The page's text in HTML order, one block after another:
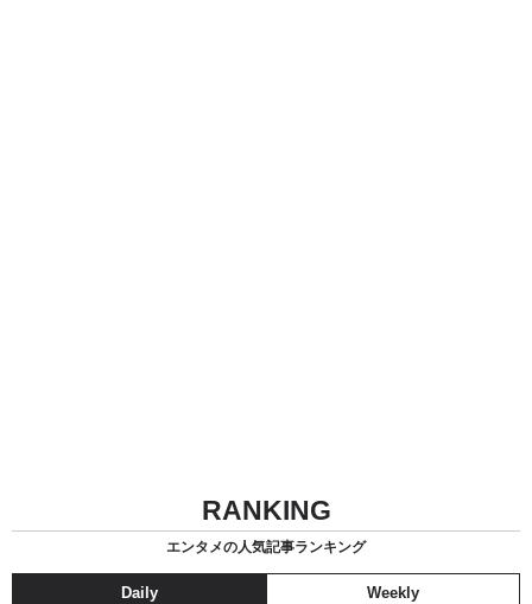
RANKING
エンタメの人気記事ランキング
Daily Weekly